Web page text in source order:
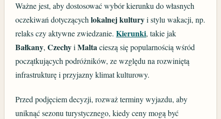
Ważne jest, aby dostosować wybór kierunku do własnych
oczekiwań dotyczącychlokalnej kulturyi stylu wakacji, np.
relaks czy aktywne zwiedzanie.Kierunki, takie jak
Bałkany,CzechyiMaltacieszą się popularnością wśród
początkujących podróżników, ze względu na rozwiniętą
infrastrukturę i przyjazny klimat kulturowy.
Przed podjęciem decyzji, rozważ terminy wyjazdu, aby
uniknąć sezonu turystycznego, kiedy ceny mogą być